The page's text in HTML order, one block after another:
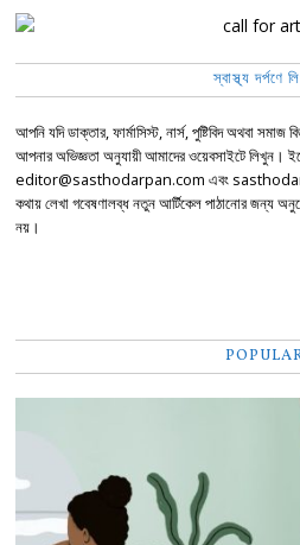
স্বাস্থ্য দর্পণে
আপনি যদি ডাক্তার, ফার্মাসিস্ট, নার্স, পুষ্টিবিদ অথবা সমাজ
আপনার অভিজ্ঞতা অনুযায়ী আমাদের ওয়েবসাইটে লিখুন।
editor@sasthodarpan.com এবং
কথায় লেখা গবেষণালব্ধ নতুন আর্টিকেল পাঠানোর জন্য
নয়।